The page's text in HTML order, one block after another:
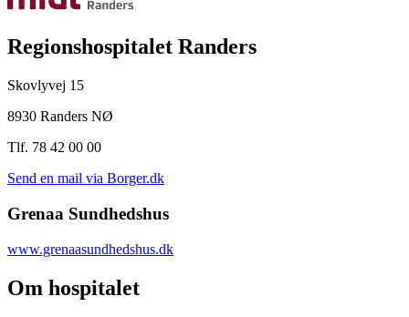
Regionshospitalet Randers
Skovlyvej 15
8930 Randers NØ
Tlf. 78 42 00 00
Send en mail via Borger.dk
Grenaa Sundhedshus
www.grenaasundhedshus.dk
Om hospitalet